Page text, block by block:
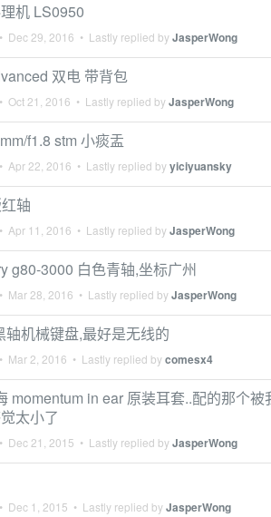
机 LS0950
• Dec 29, 2016 • Lastly replied byJasperWong
双电 带背包
• Oct 21, 2016 • Lastly replied byJasperWong
f1.8 stm 小痰盂
• Apr 22, 2016 • Lastly replied byyiciyuansky
轴
• Apr 11, 2016 • Lastly replied byJasperWong
g80-3000 白色青轴,坐标广州
• Mar 28, 2016 • Lastly replied byJasperWong
机械键盘,最好是无线的
• Mar 2, 2016 • Lastly replied bycomesx4
momentum in ear 原装耳套..配的那个
太小了
• Dec 21, 2015 • Lastly replied byJasperWong
• Dec 1, 2015 • Lastly replied byJasperWong